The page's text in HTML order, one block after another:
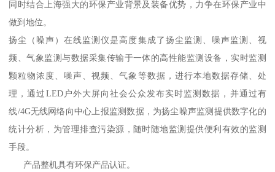
同时结合上海强大的环保产业背景及装备优势，力争在环保产业中
做到地位。
扬尘（噪声）在线监测仪是高度集成了扬尘监测、噪声监测、视
频、气象监测与数据采集传输于一体的高性能监测设备，实时监测
颗粒物浓度、噪声、视频、气象等数据，进行本地数据存储、处
理，通过LED户外大屏向社会公众发布实时监测数据，并通过有
线/4G无线网络向中心上报监测数据，为扬尘噪声监测提供数字化的
统计分析，为管理排查污染源，随时随地监测提供便利有效的监测
手段。
产品整机具有环保产品认证。